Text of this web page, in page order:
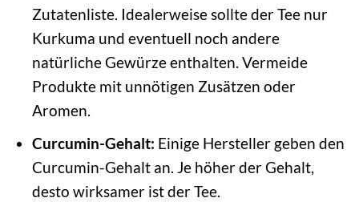
Zutatenliste. Idealerweise sollte der Tee nur
Kurkuma und eventuell noch andere
natürliche Gewürze enthalten. Vermeide
Produkte mit unnötigen Zusätzen oder
Aromen.
Curcumin-Gehalt: Einige Hersteller geben den
Curcumin-Gehalt an. Je höher der Gehalt,
desto wirksamer ist der Tee.